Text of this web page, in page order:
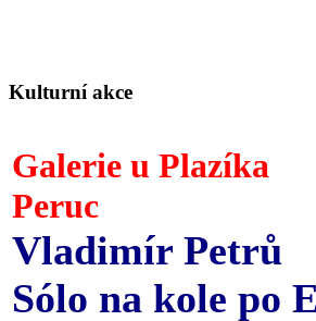
Kulturní akce
Galerie u Plazíka
Peruc
Vladimír Petrů
Sólo na kole po